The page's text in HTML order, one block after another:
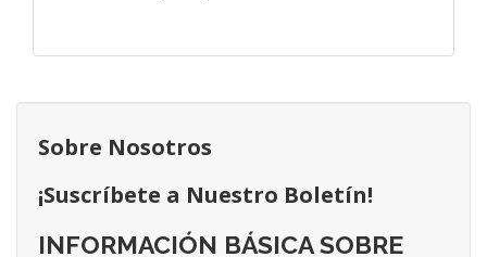
Sobre Nosotros
¡Suscríbete a Nuestro Boletín!
INFORMACIÓN BÁSICA SOBRE